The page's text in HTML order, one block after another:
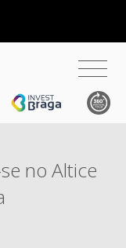
no Altice